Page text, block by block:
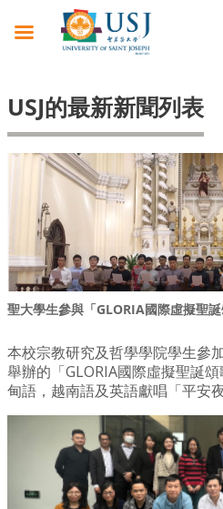
USJ的最新新聞列表
聖大學生參與「GLORIA國際虛擬聖
本校宗教研究及哲學學院學生參
舉辦的「GLORIA國際虛擬聖誕
甸語，越南語及英語獻唱「平安夜